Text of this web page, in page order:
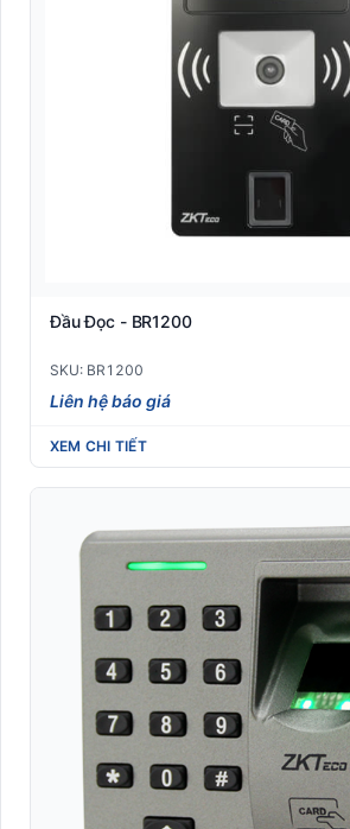
Đầu Đọc - BR1200
SKU: BR1200
Liên hệ báo giá
XEM CHI TIẾT